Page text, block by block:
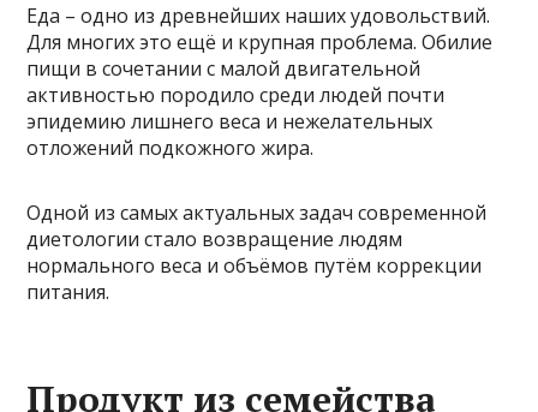
Еда – одно из древнейших наших удовольствий.
Для многих это ещё и крупная проблема. Обилие
пищи в сочетании с малой двигательной
активностью породило среди людей почти
эпидемию лишнего веса и нежелательных
отложений подкожного жира.
Одной из самых актуальных задач современной
диетологии стало возвращение людям
нормального веса и объёмов путём коррекции
питания.
Продукт из семейства